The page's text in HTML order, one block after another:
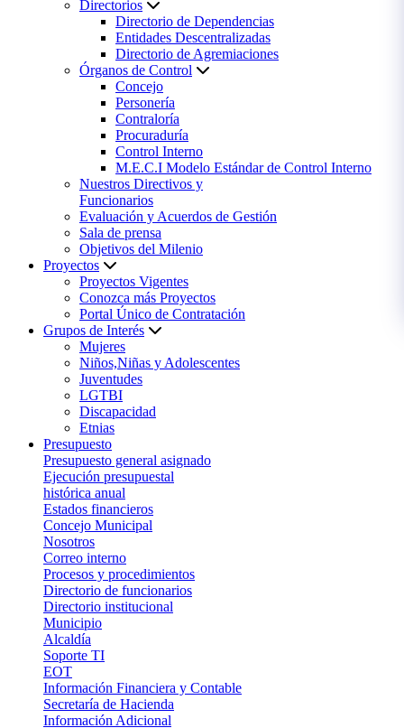
Directorios
Directorio de Dependencias
Entidades Descentralizadas
Directorio de Agremiaciones
Órganos de Control
Concejo
Personería
Contraloría
Procuraduría
Control Interno
M.E.C.I Modelo Estándar de Control Interno
Nuestros Directivos y
Funcionarios
Evaluación y Acuerdos de Gestión
Sala de prensa
Objetivos del Milenio
Proyectos
Proyectos Vigentes
Conozca más Proyectos
Portal Único de Contratación
Grupos de Interés
Mujeres
Niños,Niñas y Adolescentes
Juventudes
LGTBI
Discapacidad
Etnias
Presupuesto
Presupuesto general asignado
Ejecución presupuestal
histórica anual
Estados financieros
Concejo Municipal
Nosotros
Correo interno
Procesos y procedimientos
Directorio de funcionarios
Directorio institucional
Municipio
Alcaldía
Soporte TI
EOT
Información Financiera y Contable
Secretaría de Hacienda
Información Adicional